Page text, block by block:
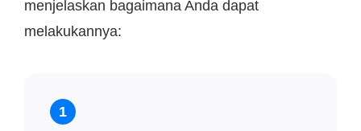
menjelaskan bagaimana Anda dapat
melakukannya:
1